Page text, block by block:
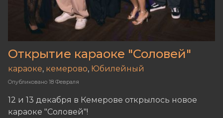
Открытие караоке "Соловей"
Опубликовано 18 Февраля
караоке, кемерово, Юбилейный
12 и 13 декабря в Кемерове открылось новое
караоке "Соловей"!